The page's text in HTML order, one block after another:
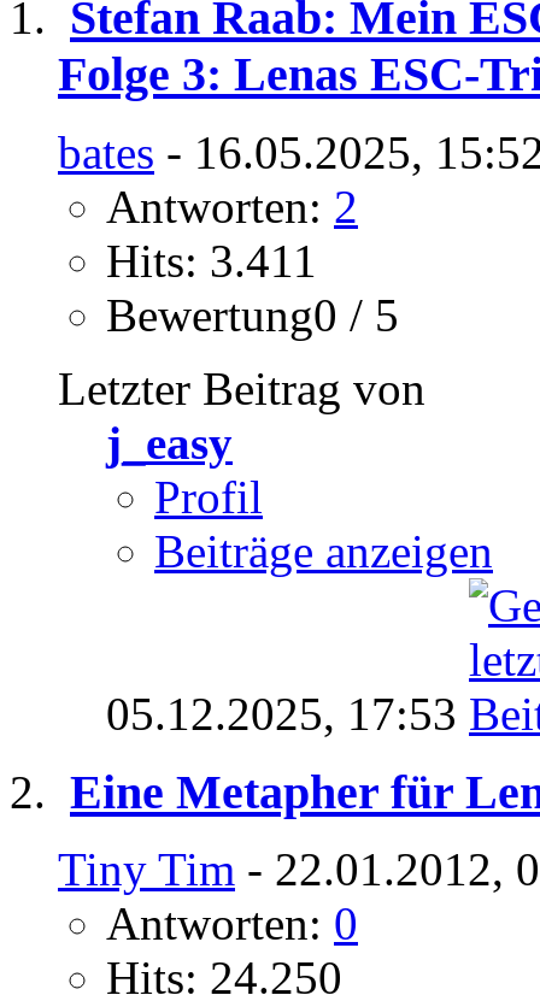
Stefan Raab: Mein
Folge 3: Lenas ESC-
bates - 16.05.2025,
Antworten: 2
Hits: 3.411
Bewertung0 / 5
Letzter Beitrag von
j_easy
Profil
Beiträge anzeigen
05.12.2025, 17:53
Eine Metapher für
Tiny Tim - 22.01.2012,
Antworten: 0
Hits: 24.250